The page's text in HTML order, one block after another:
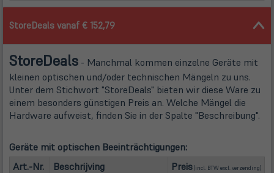
StoreDeals vanaf € 152,79
StoreDeals - Manchmal kommen einzelne Geräte mit
kleinen optischen und/oder technischen Mängeln zu uns.
Unter dem Stichwort "StoreDeals" bieten wir diese Ware zu
einem besonders günstigen Preis an. Welche Mängel die
Hardware aufweist, finden Sie in der Spalte "Beschreibung".
Geräte mit optischen Beeinträchtigungen:
Art.-Nr.
Beschrijving Preis(incl. BTW excl. verzending)